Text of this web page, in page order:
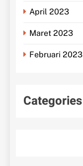
April 2023
Maret 2023
Februari 2023
Categories